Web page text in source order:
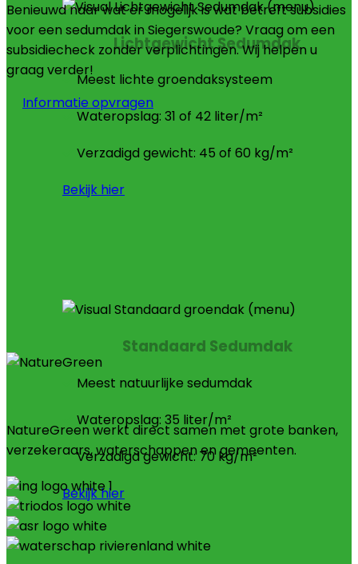
Lichtgewicht Sedumdak
Meest lichte groendaksysteem
Wateropslag: 31 of 42 liter/m²
Verzadigd gewicht: 45 of 60 kg/m²
Bekijk hier
Standaard Sedumdak
Meest natuurlijke sedumdak
Wateropslag: 35 liter/m²
Verzadigd gewicht: 70 kg/m²
Bekijk hier
Benieuwd naar wat er mogelijk is wat betreft subsidies
voor een sedumdak in Siegerswoude? Vraag om een
subsidiecheck zonder verplichtingen. Wij helpen u
graag verder!
Informatie opvragen
NatureGreen werkt direct samen met grote banken,
verzekeraars, waterschappen en gemeenten.